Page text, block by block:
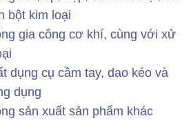
bột kim loại
gia công cơ khí, cùng với xử
dụng cụ cầm tay, dao kéo và
dụng
sản xuất sản phẩm khác